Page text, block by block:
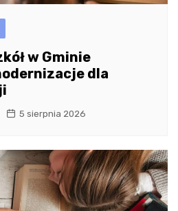
w Gminie
dla
5 sierpnia 2026